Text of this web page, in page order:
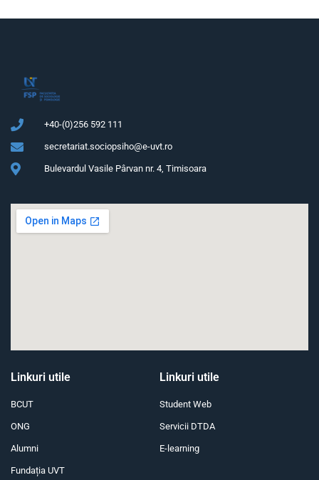
+40-(0)256 592 111
secretariat.sociopsiho@e-uvt.ro
Bulevardul Vasile Pârvan nr. 4, Timisoara
Linkuri utile
BCUT
ONG
Alumni
Fundația UVT
Linkuri utile
Student Web
Servicii DTDA
E-learning